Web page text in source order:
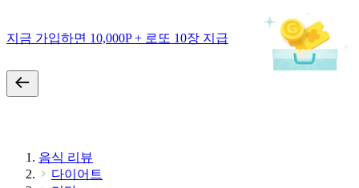
지금 가입하면 10,000P + 로또 10장 지급
음식 리뷰
다이어트